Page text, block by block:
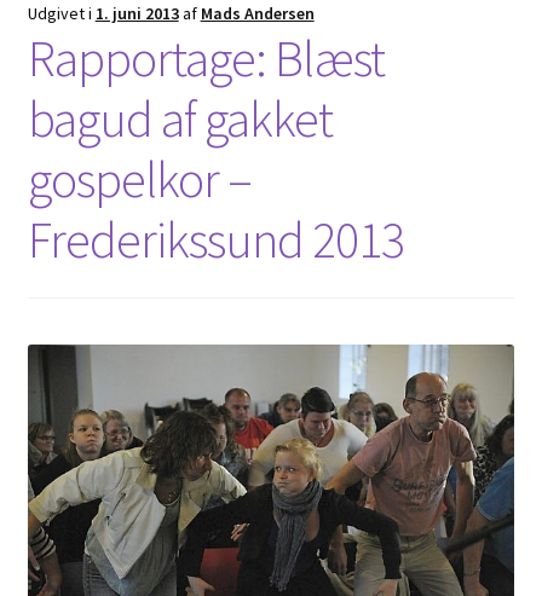
Udgivet i 1. juni 2013af Mads Andersen
Rapportage: Blæst
bagud af gakket
gospelkor –
Frederikssund 2013